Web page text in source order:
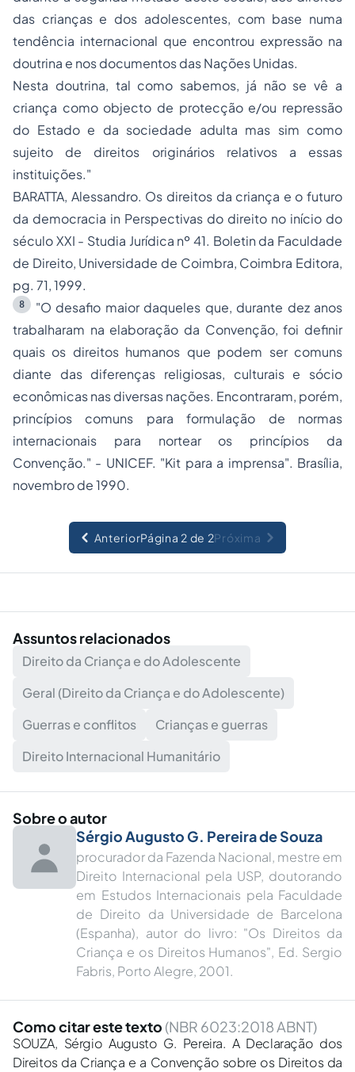
das crianças e dos adolescentes, com base numa
tendência internacional que encontrou expressão na
doutrina e nos documentos das Nações Unidas.
Nesta doutrina, tal como sabemos, já não se vê a
criança como objecto de protecção e/ou repressão
do Estado e da sociedade adulta mas sim como
sujeito de direitos originários relativos a essas
instituições."
BARATTA, Alessandro. Os direitos da criança e o futuro
da democracia in Perspectivas do direito no início do
século XXI - Studia Jurídica nº 41. Boletin da Faculdade
de Direito, Universidade de Coimbra, Coimbra Editora,
pg. 71, 1999.
8
"O desafio maior daqueles que, durante dez anos
trabalharam na elaboração da Convenção, foi definir
quais os direitos humanos que podem ser comuns
diante das diferenças religiosas, culturais e sócio
econômicas nas diversas nações. Encontraram, porém,
princípios comuns para formulação de normas
internacionais para nortear os princípios da
Convenção." - UNICEF. "Kit para a imprensa". Brasília,
novembro de 1990.
AnteriorPágina 2 de 2Próxima
Assuntos relacionados
Direito da Criança e do Adolescente
Geral (Direito da Criança e do Adolescente)
Guerras e conflitos
Crianças e guerras
Direito Internacional Humanitário
Sobre o autor
Sérgio Augusto G. Pereira de Souza
procurador da Fazenda Nacional, mestre em
Direito Internacional pela USP, doutorando
em Estudos Internacionais pela Faculdade
de Direito da Universidade de Barcelona
(Espanha), autor do livro: "Os Direitos da
Criança e os Direitos Humanos", Ed. Sergio
Fabris, Porto Alegre, 2001.
Como citar este texto (NBR 6023:2018 ABNT)
SOUZA, Sérgio Augusto G. Pereira. A Declaração dos
Direitos da Criança e a Convenção sobre os Direitos da